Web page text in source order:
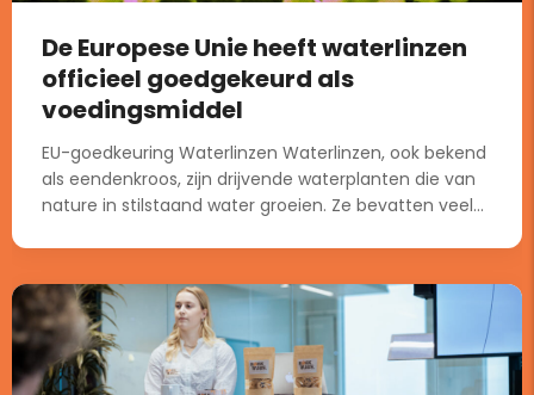
De Europese Unie heeft waterlinzen
officieel goedgekeurd als
voedingsmiddel
EU-goedkeuring Waterlinzen Waterlinzen, ook bekend
als eendenkroos, zijn drijvende waterplanten die van
nature in stilstaand water groeien. Ze bevatten veel...